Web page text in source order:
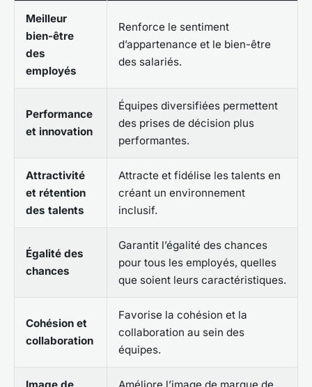
Meilleur
bien-être
des
employés
Renforce le sentiment
d’appartenance et le bien-être
des salariés.
Performance
et innovation
Équipes diversifiées permettent
des prises de décision plus
performantes.
Attractivité
et rétention
des talents
Attracte et fidélise les talents en
créant un environnement
inclusif.
Égalité des
chances
Garantit l’égalité des chances
pour tous les employés, quelles
que soient leurs caractéristiques.
Cohésion et
collaboration
Favorise la cohésion et la
collaboration au sein des
équipes.